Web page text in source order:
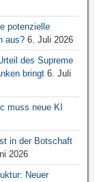
potenzielle
aus? 6. Juli 2026
des Supreme
bringt 6. Juli
muss neue KI
in der Botschaft
2026
Neuer